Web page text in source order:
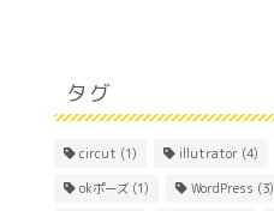
タグ
circut (1) illutrator (4)
okポーズ (1) WordPress (3)